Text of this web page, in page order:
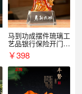
马到功成摆件琉璃工
艺品银行保险开门红
周年庆典伴手礼表彰
礼品
￥398